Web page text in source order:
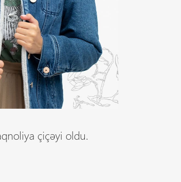
çiçəyi oldu.